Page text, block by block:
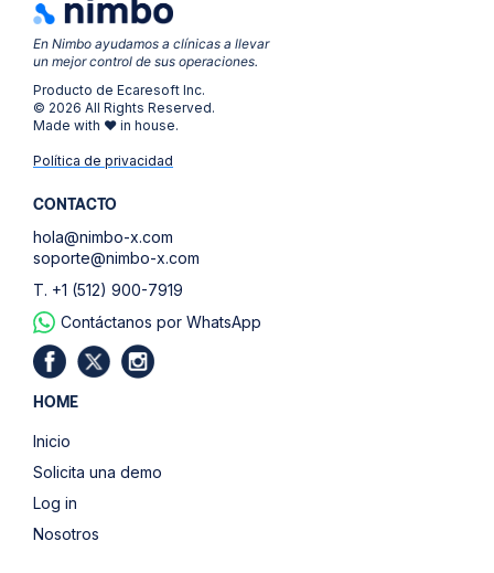
En Nimbo ayudamos a clínicas a llevar
un mejor control de sus operaciones.
Producto de Ecaresoft Inc.
© 2026 All Rights Reserved.
Made with ❤ in house.
Política de privacidad
CONTACTO
hola@nimbo-x.com
soporte@nimbo-x.com
T. +1 (512) 900-7919
Contáctanos por WhatsApp
HOME
Inicio
Solicita una demo
Log in
Nosotros